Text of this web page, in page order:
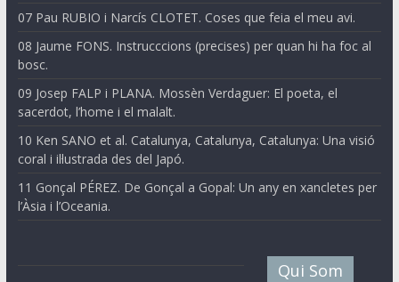
07 Pau RUBIO i Narcís CLOTET. Coses que feia el meu avi.
08 Jaume FONS. Instrucccions (precises) per quan hi ha foc al
bosc.
09 Josep FALP i PLANA. Mossèn Verdaguer: El poeta, el
sacerdot, l’home i el malalt.
10 Ken SANO et al. Catalunya, Catalunya, Catalunya: Una visió
coral i il·lustrada des del Japó.
11 Gonçal PÉREZ. De Gonçal a Gopal: Un any en xancletes per
l’Àsia i l’Oceania.
Qui Som